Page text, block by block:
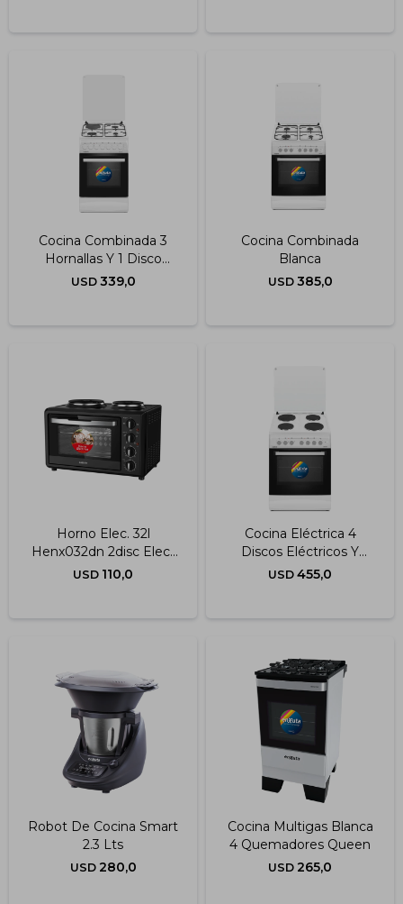
Cocina Combinada 3
Hornallas Y 1 Disco
Eléctrico Blanca 50x60
USD 339,0
Cocina Combinada
Blanca
USD 385,0
Horno Elec. 32l
Henx032dn 2disc Elect
Ng
USD 110,0
Cocina Eléctrica 4
Discos Eléctricos Y
Convección Blanca
USD 455,0
Robot De Cocina Smart
2.3 Lts
USD 280,0
Cocina Multigas Blanca
4 Quemadores Queen
USD 265,0